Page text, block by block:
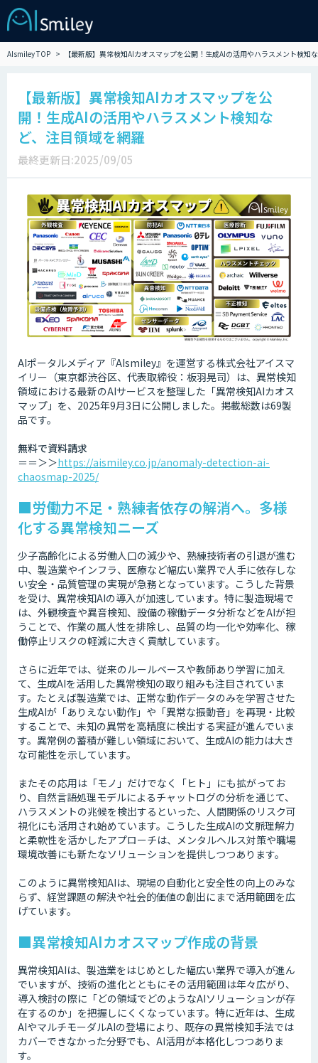
AIsmiley TOP 【最新版】異常検知AIカオスマップを公開！生成AIの活用やハラスメント検知
【最新版】異常検知AIカオスマップを公
開！生成AIの活用やハラスメント検知な
ど、注目領域を網羅
最終更新日:2025/09/05
AIポータルメディア『AIsmiley』を運営する株式会社アイスマ
イリー（東京都渋谷区、代表取締役：板羽晃司）は、異常検知
領域における最新のAIサービスを整理した「異常検知AIカオス
マップ」を、2025年9月3日に公開しました。掲載総数は69製
品です。​​​
無料で資料請求
＝＝＞＞https://aismiley.co.jp/anomaly-detection-ai-
chaosmap-2025/
■労働力不足・熟練者依存の解消へ。多様
化する異常検知ニーズ
少子高齢化による労働人口の減少や、熟練技術者の引退が進む
中、製造業やインフラ、医療など幅広い業界で人手に依存しな
い安全・品質管理の実現が急務となっています。こうした背景
を受け、異常検知AIの導入が加速しています。特に製造現場で
は、外観検査や異音検知、設備の稼働データ分析などをAIが担
うことで、作業の属人性を排除し、品質の均一化や効率化、稼
働停止リスクの軽減に大きく貢献しています。
さらに近年では、従来のルールベースや教師あり学習に加え
て、生成AIを活用した異常検知の取り組みも注目されていま
す。たとえば製造業では、正常な動作データのみを学習させた
生成AIが「ありえない動作」や「異常な振動音」を再現・比較
することで、未知の異常を高精度に検出する実証が進んでいま
す。異常例の蓄積が難しい領域において、生成AIの能力は大き
な可能性を示しています。
またその応用は「モノ」だけでなく「ヒト」にも拡がってお
り、自然言語処理モデルによるチャットログの分析を通じて、
ハラスメントの兆候を検出するといった、人間関係のリスク可
視化にも活用され始めています。こうした生成AIの文脈理解力
と柔軟性を活かしたアプローチは、メンタルヘルス対策や職場
環境改善にも新たなソリューションを提供しつつあります。
このように異常検知AIは、現場の自動化と安全性の向上のみな
らず、経営課題の解決や社会的価値の創出にまで活用範囲を広
げています。
■異常検知AIカオスマップ作成の背景
異常検知AIは、製造業をはじめとした幅広い業界で導入が進ん
でいますが、技術の進化とともにその活用範囲は年々広がり、
導入検討の際に「どの領域でどのようなAIソリューションが存
在するのか」を把握しにくくなっています。特に近年は、生成
AIやマルチモーダルAIの登場により、既存の異常検知手法では
カバーできなかった分野でも、AI活用が本格化しつつありま
す。